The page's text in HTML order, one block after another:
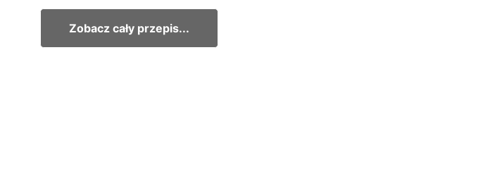
Zobacz cały przepis...